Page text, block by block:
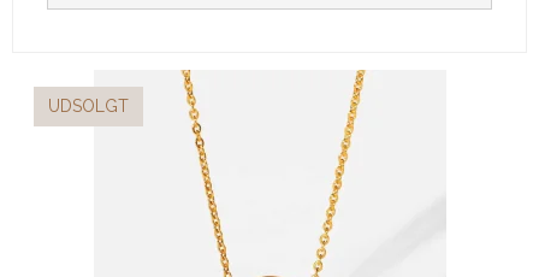
UDSOLGT